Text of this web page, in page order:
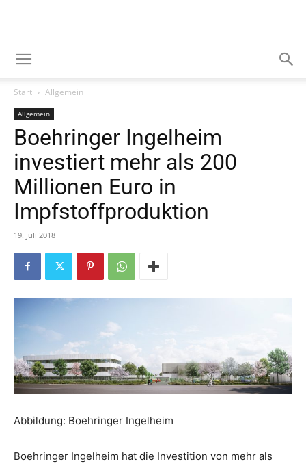
Start Allgemein
Allgemein
Boehringer Ingelheim
investiert mehr als 200
Millionen Euro in
Impfstoffproduktion
19. Juli 2018
Abbildung: Boehringer Ingelheim
Boehringer Ingelheim hat die Investition von mehr als